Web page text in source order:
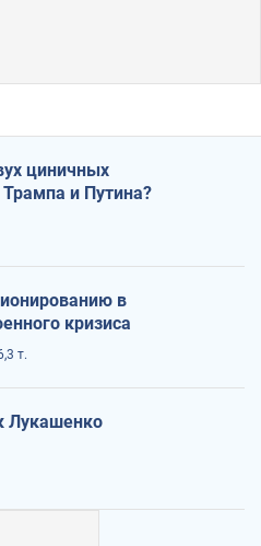
циничных
и Путина?
в
кризиса
т.
Лукашенко